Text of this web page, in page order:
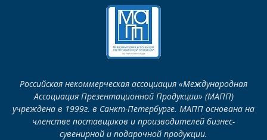
Российская некоммерческая ассоциация «Международная
Ассоциация Презентационной Продукции» (МАПП)
учреждена в 1999г. в Санкт-Петербурге. МАПП основана на
членстве поставщиков и производителей бизнес-
сувенирной и подарочной продукции.